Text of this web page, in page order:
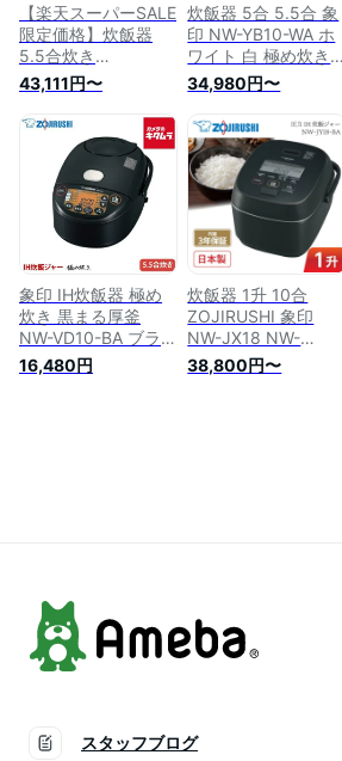
【楽天スーパーSALE
限定価格】炊飯器
5.5合炊き
ZOJIRUSHI 象印
NW-JX10-BA 圧力IH
炊飯ジャー 極め炊き
5.5合 内釜3年保証
黒 ブラック ふっく
ら もちもち 日本
製 純正品 メーカー
保証対応 初期不良対
応 メーカー様お取引
あり ss202309
43,111円〜
炊飯器 5合 5.5合 象
印 NW-YB10-WA ホ
ワイト 白 極め炊き
圧力IH NW-YA10 後
継機 NW-YC10 旧モ
デル 炊飯器 5合炊き
5.5合炊き 内釜3年保
証 ふっくら もちも
ち 日本製 メーカー
保証対応 初期不良対
応 エクプラ特選
34,980円〜
象印 IH炊飯器 極め
炊き 黒まる厚釜
NW-VD10-BA ブラ
ック [5.5合炊き]
ZOJIRUSHI 日本製
16,480円
炊飯器 1升 10合
ZOJIRUSHI 象印
NW-JX18 NW-
JY18-BA 圧力IH炊飯
ジャー 極め炊き 1升
38,800円〜
スタッフブログ